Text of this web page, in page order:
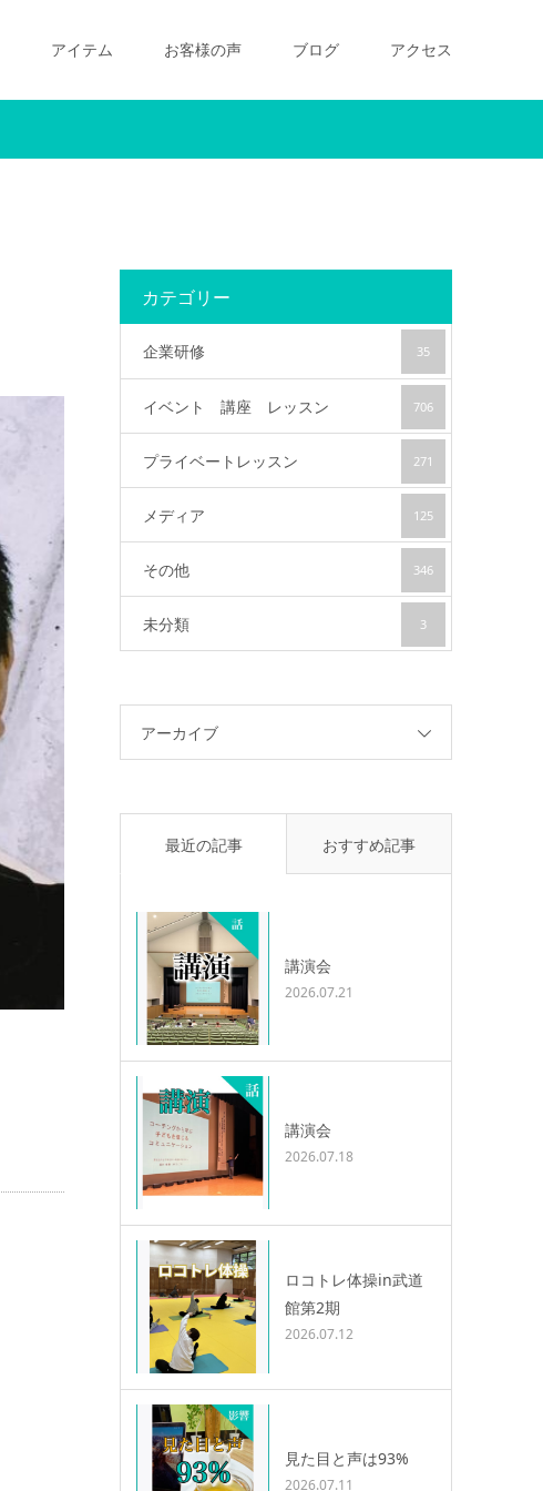
アイテム お客様の声 ブログ アクセス
カテゴリー
企業研修 35
イベント 講座 レッスン 706
プライベートレッスン 271
メディア 125
その他 346
未分類 3
アーカイブ
最近の記事 おすすめ記事
講演会
2026.07.21
講演会
2026.07.18
ロコトレ体操in武道
館第2期
2026.07.12
見た目と声は93%
2026.07.11